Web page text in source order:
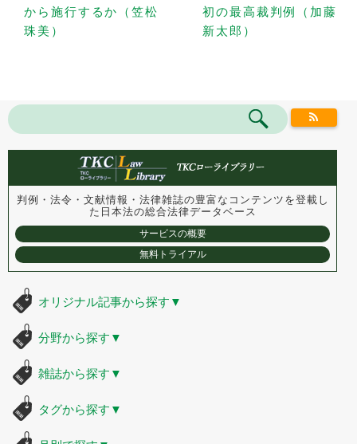
から施行するか（笠松
珠美）
初の最高裁判例（加藤
新太郎）
判例・法令・文献情報・法律雑誌の豊富なコンテンツを登載し
た 日本法の総合法律データベース
サービスの概要
無料トライアル
オリジナル記事から探す ▼
分野から探す ▼
雑誌から探す ▼
タグから探す ▼